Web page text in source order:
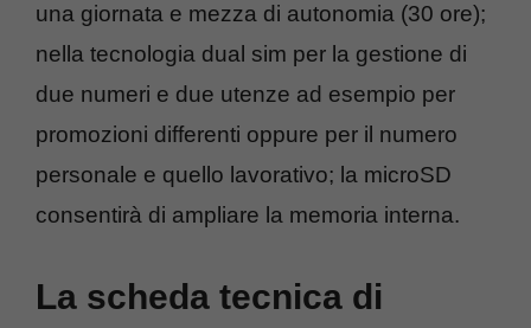
una giornata e mezza di autonomia (30 ore);
nella tecnologia dual sim per la gestione di
due numeri e due utenze ad esempio per
promozioni differenti oppure per il numero
personale e quello lavorativo; la microSD
consentirà di ampliare la memoria interna.
La scheda tecnica di